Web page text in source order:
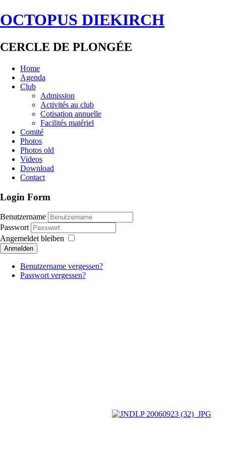
OCTOPUS DIEKIRCH
CERCLE DE PLONGÉE
Home
Agenda
Club
Admission
Activités au club
Cotisation annuelle
Facilités matériel
Comité
Photos
Photos old
Videos
Download
Contact
Login Form
Benutzername
Passwort
Angemeldet bleiben
Anmelden
Benutzername vergessen?
Passwort vergessen?